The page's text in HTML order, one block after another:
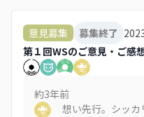
意見募集 募集終了
第１回WSのご意見・ご感
約3年前
想い先行。シッカ